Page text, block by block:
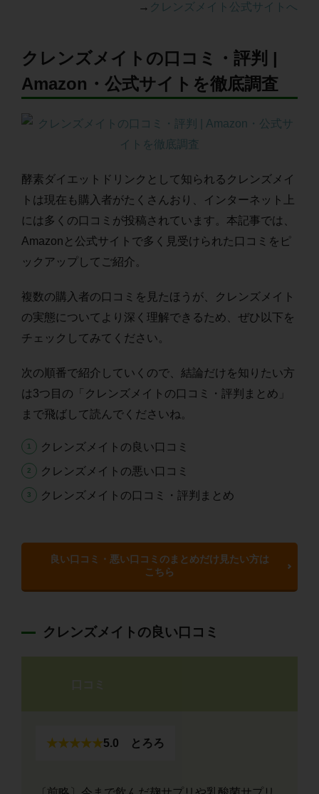
→ クレンズメイト公式サイトへ
クレンズメイトの口コミ・評判 |
Amazon・公式サイトを徹底調査
酵素ダイエットドリンクとして知られるクレンズメイ
トは現在も購入者がたくさんおり、インターネット上
には多くの口コミが投稿されています。本記事では、
Amazonと公式サイトで多く見受けられた口コミをピ
ックアップしてご紹介。
複数の購入者の口コミを見たほうが、クレンズメイト
の実態についてより深く理解できるため、ぜひ以下を
チェックしてみてください。
次の順番で紹介していくので、結論だけを知りたい方
は3つ目の「クレンズメイトの口コミ・評判まとめ」
まで飛ばして読んでくださいね。
クレンズメイトの良い口コミ
クレンズメイトの悪い口コミ
クレンズメイトの口コミ・評判まとめ
良い口コミ・悪い口コミのまとめだけ見たい方は
こちら
クレンズメイトの良い口コミ
★★★★★5.0 とろろ